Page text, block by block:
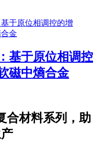
基于原位相调控
磁中熵合金
合材料系列，助